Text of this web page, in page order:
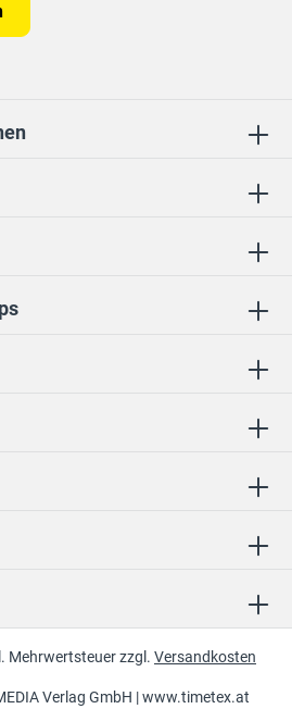
Verlag GmbH |www.timetex.at
Mehrwertsteuer zzgl. Versandkosten